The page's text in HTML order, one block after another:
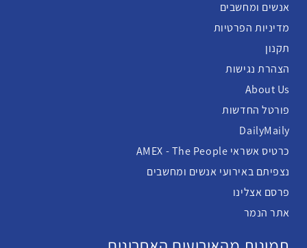
אנשים ומחשבים
מדיניות הפרטיות
תקנון
הצהרת נגישות
About Us
פורטל החדשות
DailyMaily
כרטיס אשראי AMEX - The People
נצפיתם באירועי אנשים ומחשבים
פרסם אצלינו
אתר הנמר